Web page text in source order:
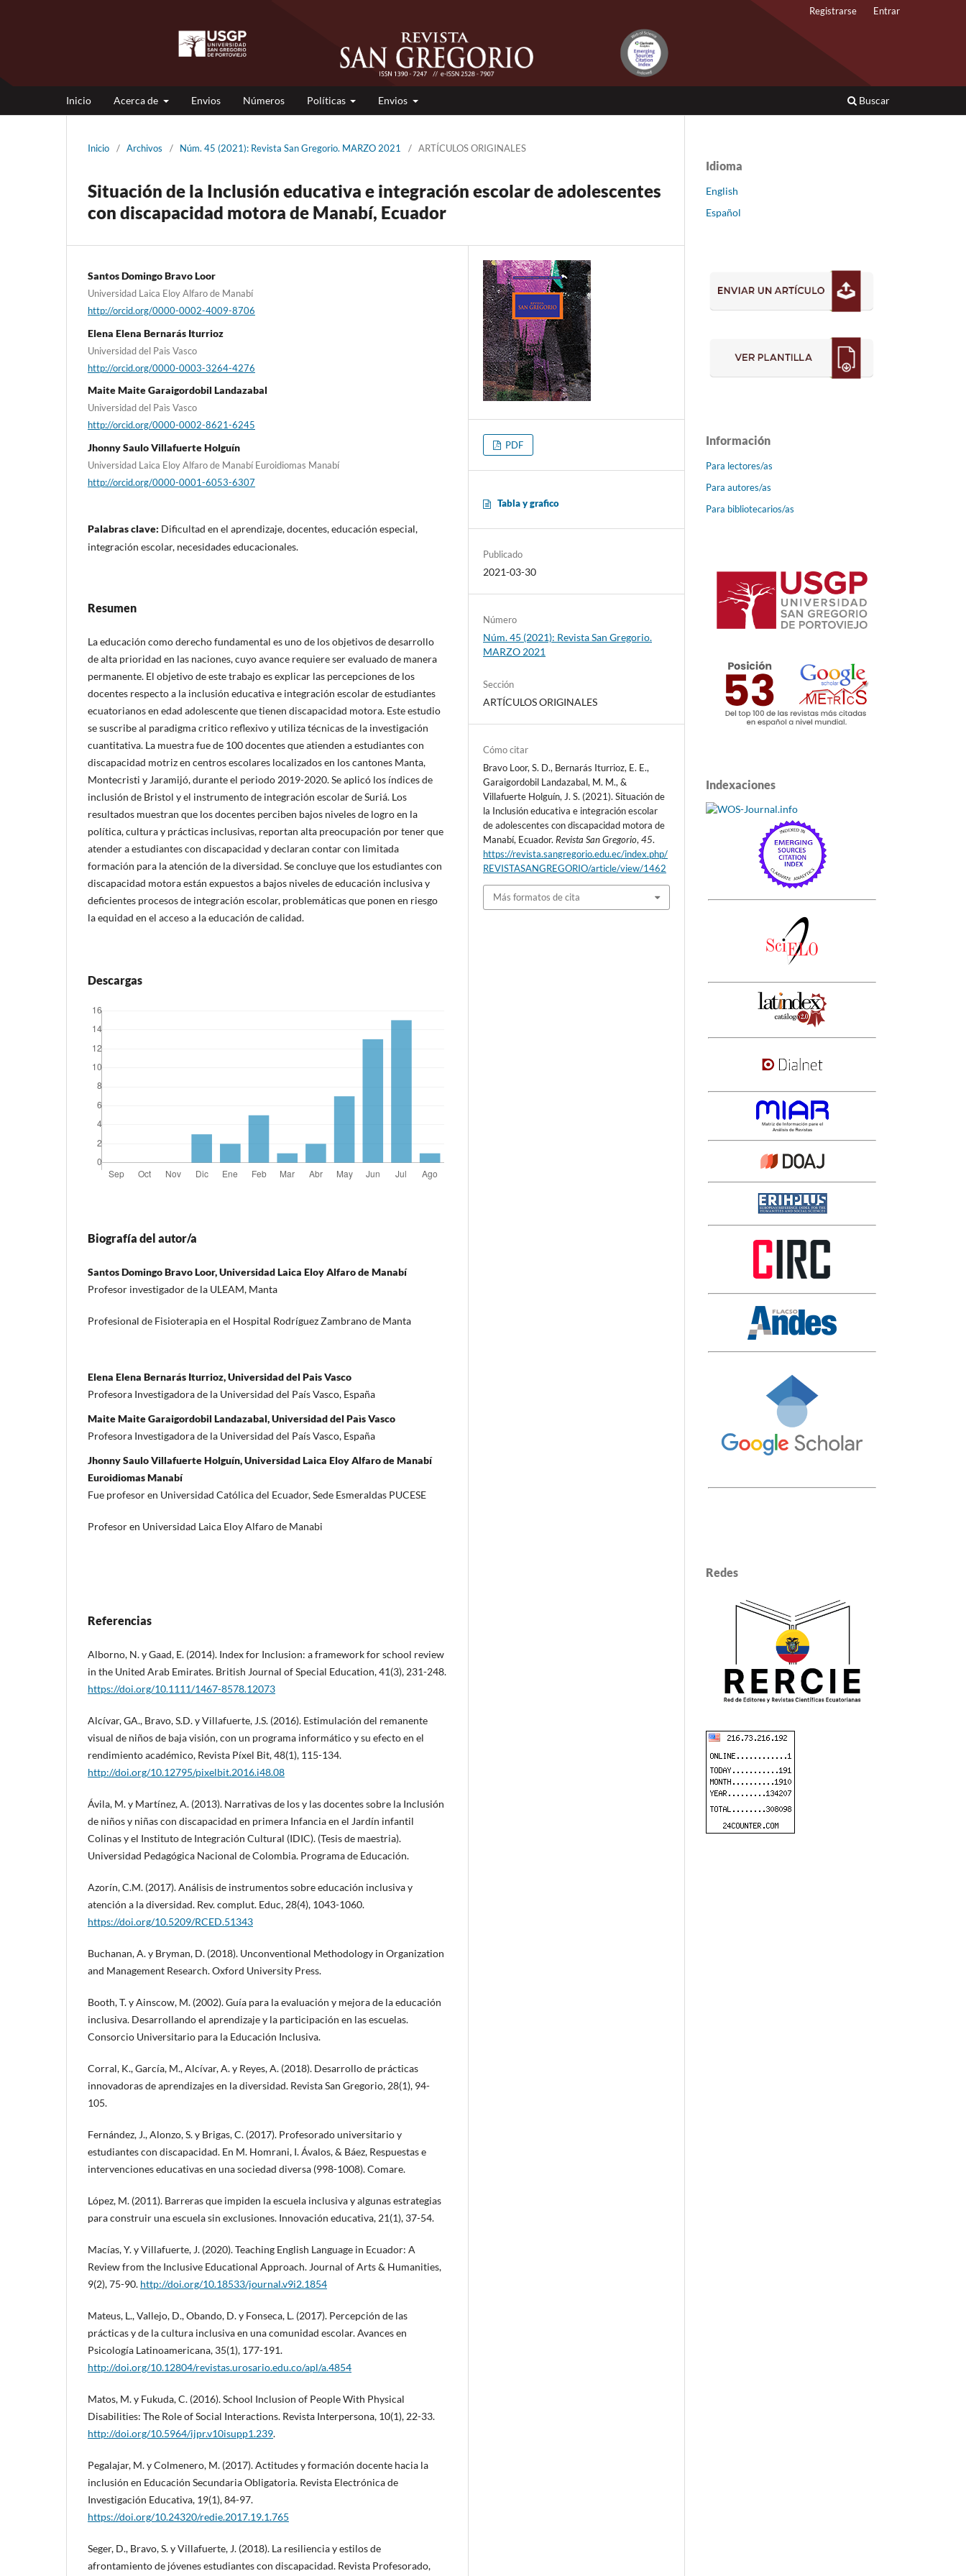
Inicio Acerca de Envios Números Políticas Envios Buscar
Registrarse Entrar
Inicio / Archivos / Núm. 45 (2021): Revista San Gregorio. MARZO 2021 / ARTÍCULOS ORIGINALES
Situación de la Inclusión educativa e integración escolar de adolescentes
con discapacidad motora de Manabí, Ecuador
Santos Domingo Bravo Loor
Universidad Laica Eloy Alfaro de Manabí
http://orcid.org/0000-0002-4009-8706
Elena Elena Bernarás Iturrioz
Universidad del Pais Vasco
http://orcid.org/0000-0003-3264-4276
Maite Maite Garaigordobil Landazabal
Universidad del Paìs Vasco
http://orcid.org/0000-0002-8621-6245
Jhonny Saulo Villafuerte Holguín
Universidad Laica Eloy Alfaro de Manabí Euroidiomas Manabí
http://orcid.org/0000-0001-6053-6307
Palabras clave: Dificultad en el aprendizaje, docentes, educación especial,
integración escolar, necesidades educacionales.
Resumen
La educación como derecho fundamental es uno de los objetivos de desarrollo
de alta prioridad en las naciones, cuyo avance requiere ser evaluado de manera
permanente. El objetivo de este trabajo es explicar las percepciones de los
docentes respecto a la inclusión educativa e integración escolar de estudiantes
ecuatorianos en edad adolescente que tienen discapacidad motora. Este estudio
se suscribe al paradigma critico reflexivo y utiliza técnicas de la investigación
cuantitativa. La muestra fue de 100 docentes que atienden a estudiantes con
discapacidad motriz en centros escolares localizados en los cantones Manta,
Montecristi y Jaramijó, durante el periodo 2019-2020. Se aplicó los índices de
inclusión de Bristol y el instrumento de integración escolar de Suriá. Los
resultados muestran que los docentes perciben bajos niveles de logro en la
política, cultura y prácticas inclusivas, reportan alta preocupación por tener que
atender a estudiantes con discapacidad y declaran contar con limitada
formación para la atención de la diversidad. Se concluye que los estudiantes con
discapacidad motora están expuestos a bajos niveles de educación inclusiva y
deficientes procesos de integración escolar, problemáticas que ponen en riesgo
la equidad en el acceso a la educación de calidad.
Descargas
Biografía del autor/a
Santos Domingo Bravo Loor, Universidad Laica Eloy Alfaro de Manabí
Profesor investigador de la ULEAM, Manta
Profesional de Fisioterapia en el Hospital Rodríguez Zambrano de Manta
Elena Elena Bernarás Iturrioz, Universidad del Pais Vasco
Profesora Investigadora de la Universidad del País Vasco, España
Maite Maite Garaigordobil Landazabal, Universidad del Paìs Vasco
Profesora Investigadora de la Universidad del País Vasco, España
Jhonny Saulo Villafuerte Holguín, Universidad Laica Eloy Alfaro de Manabí
Euroidiomas Manabí
Fue profesor en Universidad Católica del Ecuador, Sede Esmeraldas PUCESE
Profesor en Universidad Laica Eloy Alfaro de Manabi
Referencias
Alborno, N. y Gaad, E. (2014). Index for Inclusion: a framework for school review
in the United Arab Emirates. British Journal of Special Education, 41(3), 231-248.
https://doi.org/10.1111/1467-8578.12073
Alcívar, GA., Bravo, S.D. y Villafuerte, J.S. (2016). Estimulación del remanente
visual de niños de baja visión, con un programa informático y su efecto en el
rendimiento académico, Revista Píxel Bit, 48(1), 115-134.
http://doi.org/10.12795/pixelbit.2016.i48.08
Ávila, M. y Martínez, A. (2013). Narrativas de los y las docentes sobre la Inclusión
de niños y niñas con discapacidad en primera Infancia en el Jardín infantil
Colinas y el Instituto de Integración Cultural (IDIC). (Tesis de maestria).
Universidad Pedagógica Nacional de Colombia. Programa de Educación.
Azorín, C.M. (2017). Análisis de instrumentos sobre educación inclusiva y
atención a la diversidad. Rev. complut. Educ, 28(4), 1043-1060.
https://doi.org/10.5209/RCED.51343
Buchanan, A. y Bryman, D. (2018). Unconventional Methodology in Organization
and Management Research. Oxford University Press.
Booth, T. y Ainscow, M. (2002). Guía para la evaluación y mejora de la educación
inclusiva. Desarrollando el aprendizaje y la participación en las escuelas.
Consorcio Universitario para la Educación Inclusiva.
Corral, K., García, M., Alcívar, A. y Reyes, A. (2018). Desarrollo de prácticas
innovadoras de aprendizajes en la diversidad. Revista San Gregorio, 28(1), 94-
105.
Fernández, J., Alonzo, S. y Brigas, C. (2017). Profesorado universitario y
estudiantes con discapacidad. En M. Homrani, I. Ávalos, & Báez, Respuestas e
intervenciones educativas en una sociedad diversa (998-1008). Comare.
López, M. (2011). Barreras que impiden la escuela inclusiva y algunas estrategias
para construir una escuela sin exclusiones. Innovación educativa, 21(1), 37-54.
Macías, Y. y Villafuerte, J. (2020). Teaching English Language in Ecuador: A
Review from the Inclusive Educational Approach. Journal of Arts & Humanities,
9(2), 75-90. http://doi.org/10.18533/journal.v9i2.1854
Mateus, L., Vallejo, D., Obando, D. y Fonseca, L. (2017). Percepción de las
prácticas y de la cultura inclusiva en una comunidad escolar. Avances en
Psicología Latinoamericana, 35(1), 177-191.
http://doi.org/10.12804/revistas.urosario.edu.co/apl/a.4854
Matos, M. y Fukuda, C. (2016). School Inclusion of People With Physical
Disabilities: The Role of Social Interactions. Revista Interpersona, 10(1), 22-33.
http://doi.org/10.5964/ijpr.v10isupp1.239.
Pegalajar, M. y Colmenero, M. (2017). Actitudes y formación docente hacia la
inclusión en Educación Secundaria Obligatoria. Revista Electrónica de
Investigación Educativa, 19(1), 84-97.
https://doi.org/10.24320/redie.2017.19.1.765
Seger, D., Bravo, S. y Villafuerte, J. (2018). La resiliencia y estilos de
afrontamiento de jóvenes estudiantes con discapacidad. Revista Profesorado,
PDF
Tabla y grafico
Publicado
2021-03-30
Número
Núm. 45 (2021): Revista San Gregorio.
MARZO 2021
Sección
ARTÍCULOS ORIGINALES
Cómo citar
Bravo Loor, S. D., Bernarás Iturrioz, E. E.,
Garaigordobil Landazabal, M. M., &
Villafuerte Holguín, J. S. (2021). Situación de
la Inclusión educativa e integración escolar
de adolescentes con discapacidad motora de
Manabí, Ecuador. Revista San Gregorio,45.
https://revista.sangregorio.edu.ec/index.php/
REVISTASANGREGORIO/article/view/1462
Más formatos de cita
Idioma
English
Español
Información
Para lectores/as
Para autores/as
Para bibliotecarios/as
Indexaciones
Redes